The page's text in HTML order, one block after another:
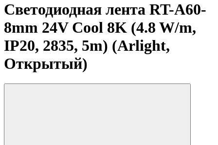
Светодиодная лента RT-A60-
8mm 24V Cool 8K (4.8 W/m,
IP20, 2835, 5m) (Arlight,
Открытый)